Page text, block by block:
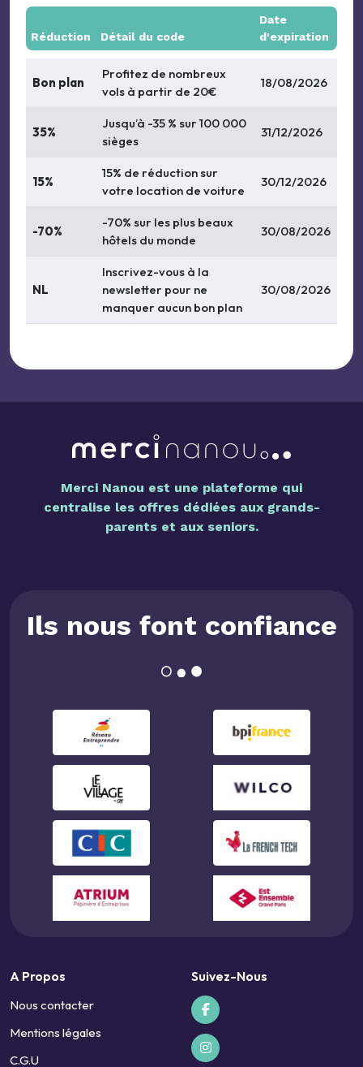
Réduction Détail du code
Date
d'expiration
Bon plan
Profitez de nombreux
vols à partir de 20€
18/08/2026
35%
Jusqu’à -35 % sur 100 000
sièges
31/12/2026
15%
15% de réduction sur
votre location de voiture
30/12/2026
-70%
-70% sur les plus beaux
hôtels du monde
30/08/2026
NL
Inscrivez-vous à la
newsletter pour ne
manquer aucun bon plan
30/08/2026
Merci Nanou est une plateforme qui
centralise les offres dédiées aux grands-
parents et aux seniors.
Ils nous font confiance
A Propos
Nous contacter
Mentions légales
C.G.U
Suivez-Nous